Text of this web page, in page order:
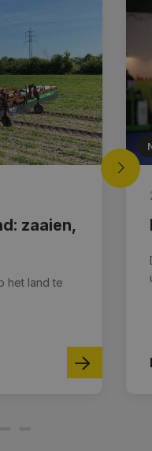
zaaien,
het land te